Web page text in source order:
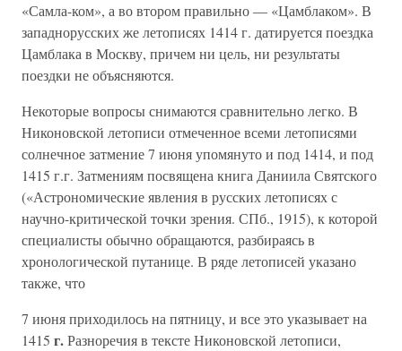
«Самла-ком», а во втором правильно — «Цамблаком». В
западнорусских же летописях 1414 г. датируется поездка
Цамблака в Москву, причем ни цель, ни результаты
поездки не объясняются.
Некоторые вопросы снимаются сравнительно легко. В
Никоновской летописи отмеченное всеми летописями
солнечное затмение 7 июня упомянуто и под 1414, и под
1415 г.г. Затмениям посвящена книга Даниила Святского
(«Астрономические явления в русских летописях с
научно-критической точки зрения. СПб., 1915), к которой
специалисты обычно обращаются, разбираясь в
хронологической путанице. В ряде летописей указано
также, что
7 июня приходилось на пятницу, и все это указывает на
1415 г.Разноречия в тексте Никоновской летописи,